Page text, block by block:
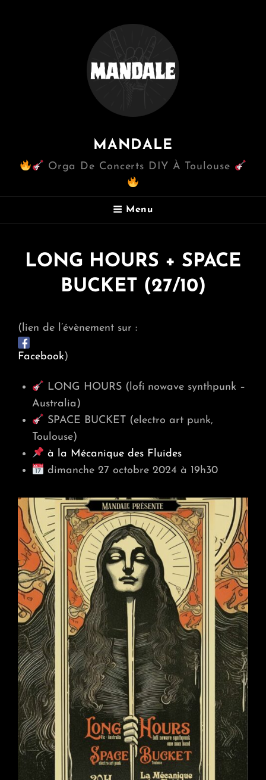
MANDALE
Orga De Concerts DIY À Toulouse
Menu
LONG HOURS + SPACE
BUCKET (27/10)
(lien de l’évènement sur :
Facebook)
LONG HOURS (lofi nowave synthpunk –
Australia)
SPACE BUCKET (electro art punk,
Toulouse)
à la Mécanique des Fluides
dimanche 27 octobre 2024 à 19h30